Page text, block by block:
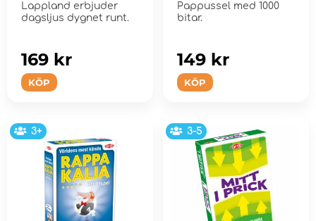
Lappland erbjuder
dagsljus dygnet runt.
KÖP
169 kr
Pappussel med 1000
bitar.
KÖP
149 kr
3+ 3-5